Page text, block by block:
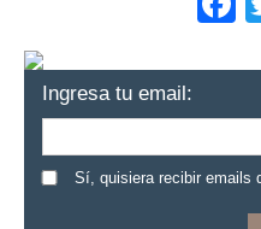
Ingresa tu email:
Sí, quisiera recibir emails